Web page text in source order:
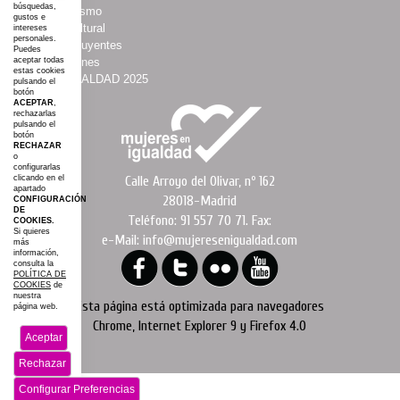
·Asociacionismo
·Espacio Cultural
·Mujeres Influyentes
·Colaboraciones
·#AGROIGUALDAD 2025
·Mapa web
Calle Arroyo del Olivar, nº 162
28018-Madrid
Teléfono: 91 557 70 71. Fax:
e-Mail: info@mujeresenigualdad.com
Esta página está optimizada para navegadores
Chrome, Internet Explorer 9 y Firefox 4.0
búsquedas,
gustos e
intereses
personales.
Puedes
aceptar todas
estas cookies
pulsando el
botón
ACEPTAR,
rechazarlas
pulsando el
botón
RECHAZAR
o
configurarlas
clicando en el
apartado
CONFIGURACIÓN
DE
COOKIES.
Si quieres
más
información,
consulta la
POLÍTICA DE
COOKIES de
nuestra
página web.
Aceptar
Rechazar
Configurar Preferencias